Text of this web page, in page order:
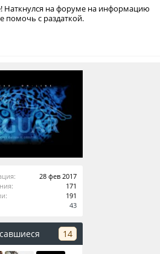
28 фев 2017
171
191
43
14
Наткнулся на форуме на информацию
помочь с раздаткой.